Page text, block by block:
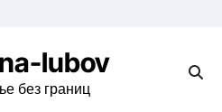
lubov
без границ